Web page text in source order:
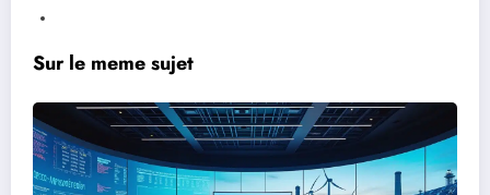
Sur le meme sujet